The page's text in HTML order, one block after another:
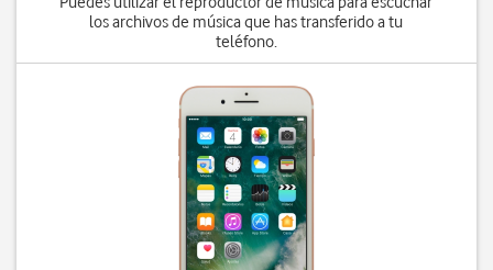
los archivos de música que has transferido a tu
teléfono.